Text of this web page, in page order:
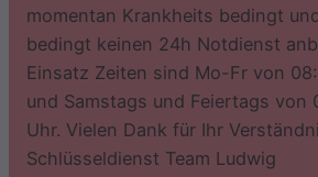
momentan Krankheits bedingt
bedingt keinen 24h Notdienst
Einsatz Zeiten sind Mo-Fr von
und Samstags und Feiertags von
Uhr. Vielen Dank für Ihr
Schlüsseldienst Team Ludwig